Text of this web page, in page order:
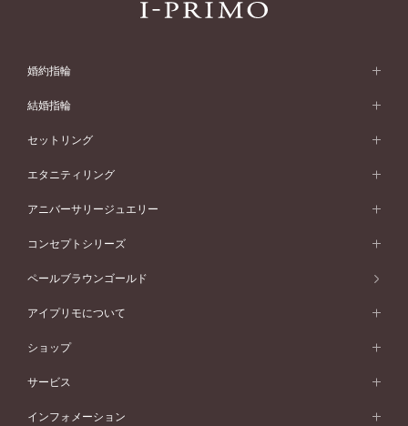
婚約指輪
婚約指輪 (エンゲージリング)
婚約指輪一覧
ピンクゴールド
ペールブラウンゴールド
ウェーブライン
V字ライン
ワンサイドメレ
ダブルサイドメレ
シンプル
フェミニン
モード
50万円台～
40万円台～
30万円台～
婚約指輪 人気ランキング
婚約ネックレス
ダイヤモンドシェイプコレクション
結婚指輪
結婚指輪 (マリッジリング)
結婚指輪一覧
ピンクゴールド
ペールブラウンゴールド
ウェーブライン
V字ライン
ワンメレ
セベラルメレ
シンプル
フェミニン
モード
50万円～
40万円～50万円
セットリング
セットリング
セットリング一覧
ピンクゴールド
ペールブラウンゴールド
エタニティリング
エタニティリング
エタニティリング一覧
ピンクゴールド
ペールブラウンゴールド
アニバーサリージュエリー
アニバーサリージュエリー
アニバーサリージュエリー一覧
ファッションリング
ブレスレット
コンセプトシリーズ
コンセプトシリーズ
オリジンビリーフ
エトワル
スワハ
ペールブラウンゴールド
アイプリモについて
アイプリモについて
パーソナルハンド診断
デザインへのこだわり
ショップ
店舗一覧
北海道
サービス
プロポーズサポート
インフォメーション